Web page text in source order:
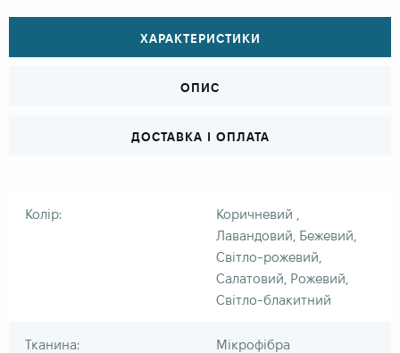
ХАРАКТЕРИСТИКИ
ОПИС
ДОСТАВКА І ОПЛАТА
Колір:
Коричневий ,
Лавандовий, Бежевий,
Світло-рожевий,
Салатовий, Рожевий,
Світло-блакитний
Тканина: Мікрофібра